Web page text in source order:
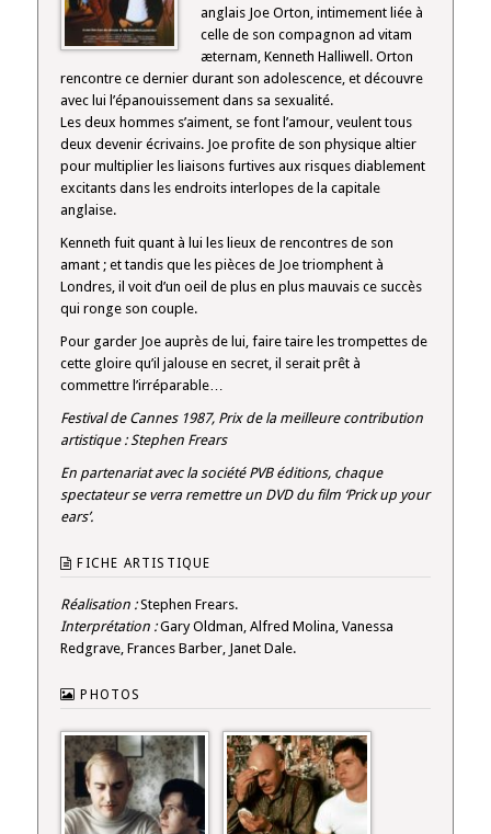
anglais Joe Orton, intimement liée à
celle de son compagnon ad vitam
æternam, Kenneth Halliwell. Orton
rencontre ce dernier durant son adolescence, et découvre
avec lui l’épanouissement dans sa sexualité.
Les deux hommes s’aiment, se font l’amour, veulent tous
deux devenir écrivains. Joe profite de son physique altier
pour multiplier les liaisons furtives aux risques diablement
excitants dans les endroits interlopes de la capitale
anglaise.
Kenneth fuit quant à lui les lieux de rencontres de son
amant ; et tandis que les pièces de Joe triomphent à
Londres, il voit d’un oeil de plus en plus mauvais ce succès
qui ronge son couple.
Pour garder Joe auprès de lui, faire taire les trompettes de
cette gloire qu’il jalouse en secret, il serait prêt à
commettre l’irréparable…
Festival de Cannes 1987, Prix de la meilleure contribution
artistique : Stephen Frears
En partenariat avec la société PVB éditions, chaque
spectateur se verra remettre un DVD du film ‘Prick up your
ears’.
FICHE ARTISTIQUE
Réalisation :Stephen Frears.
Interprétation :Gary Oldman, Alfred Molina, Vanessa
Redgrave, Frances Barber, Janet Dale.
PHOTOS